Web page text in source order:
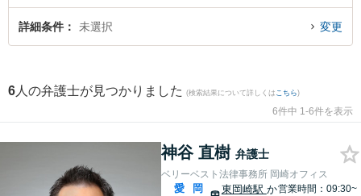
『初回相談無料で退職代行を法律相談できる岡崎市内の弁護士に相談予約した
い』などでお困りの相談者さんにおすすめです。
詳細条件 未選択 変更
6 人の弁護士が見つかりました (検索結果について詳しくは こちら)
6件中 1-6件を表示
神谷 直樹 弁護士
ベリーベスト法律事務所 岡崎オフィス
愛
岡
東岡崎駅 か営業時間：09:30~